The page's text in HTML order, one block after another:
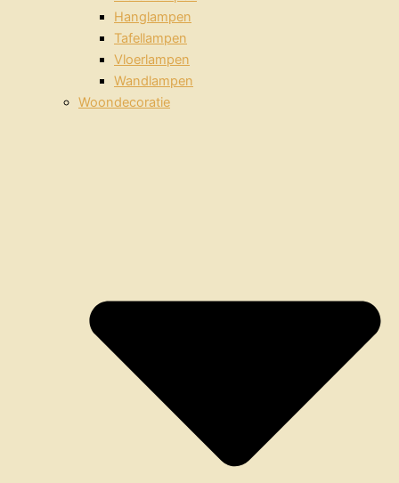
Hanglampen
Tafellampen
Vloerlampen
Wandlampen
Woondecoratie